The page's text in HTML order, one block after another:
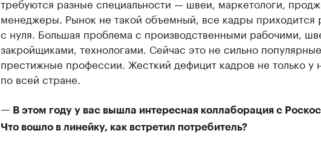
менеджеры. Рынок не такой объемный, все кадры приходится
с нуля. Большая проблема с производственными рабочими,
закройщиками, технологами. Сейчас это не сильно
престижные профессии. Жесткий дефицит кадров не только у
по всей стране.
— В этом году у вас вышла интересная коллаборация с
Что вошло в линейку, как встретил потребитель?